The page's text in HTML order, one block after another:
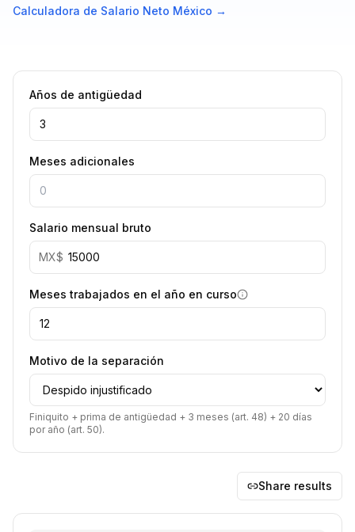
Calculadora de Salario Neto México →
Años de antigüedad
Meses adicionales
Salario mensual bruto
MX$
Meses trabajados en el año en curso
Motivo de la separación
Finiquito + prima de antigüedad + 3 meses (art. 48) + 20 días
por año (art. 50).
Share results